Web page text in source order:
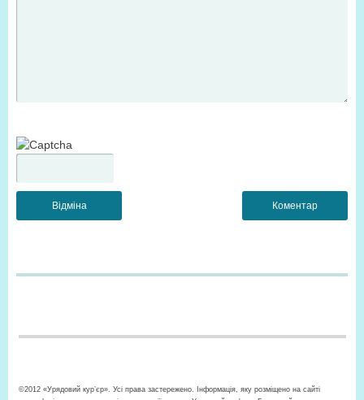
©2012 «Урядовий кур’єр». Усі права застережено. Інформація, яку розміщено на сайті